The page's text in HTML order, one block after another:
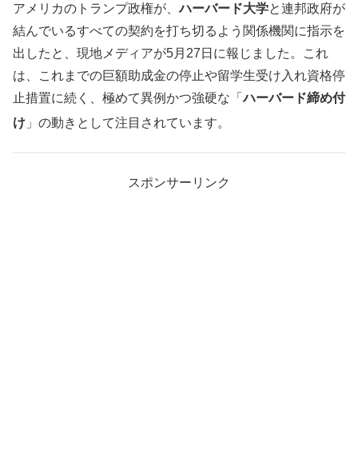
アメリカのトランプ政権が、ハーバード大学と連邦政府が
結んでいるすべての契約を打ち切るよう関係機関に指示を
出したと、現地メディアが5月27日に報じました。これ
は、これまでの巨額助成金の停止や留学生受け入れ資格停
止措置に続く、極めて異例かつ強硬な「ハーバード締め付
け 」の動きとして注目されています。
スポンサーリンク